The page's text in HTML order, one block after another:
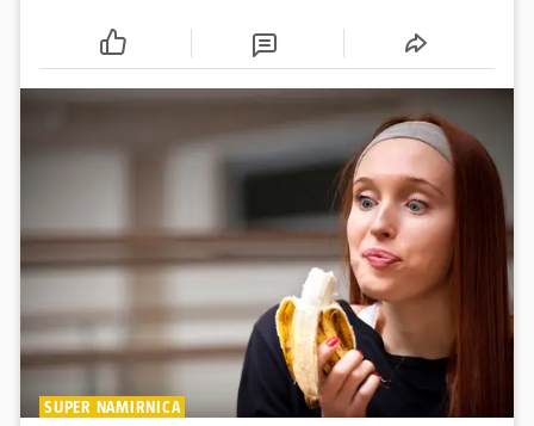
cijepljen protiv virusnih zaraznih bolesti
SUPER NAMIRNICA